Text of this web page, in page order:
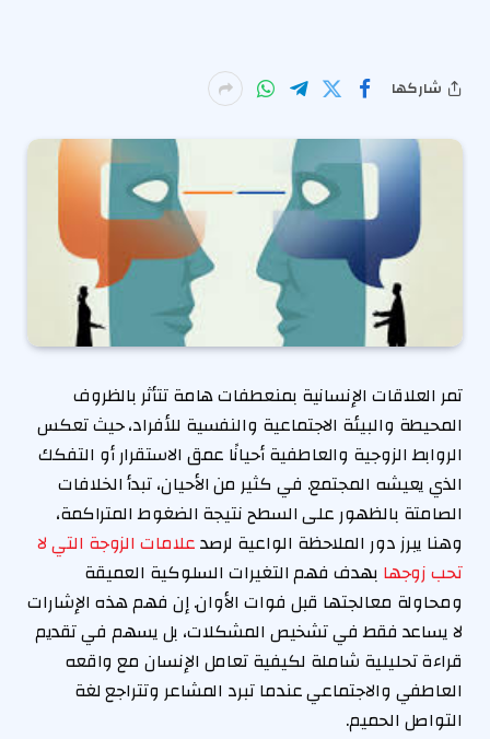
شاركها
تمر العلاقات الإنسانية بمنعطفات هامة تتأثر بالظروف
المحيطة والبيئة الاجتماعية والنفسية للأفراد، حيث تعكس
الروابط الزوجية والعاطفية أحيانًا عمق الاستقرار أو التفكك
الذي يعيشه المجتمع. في كثير من الأحيان، تبدأ الخلافات
الصامتة بالظهور على السطح نتيجة الضغوط المتراكمة،
وهنا يبرز دور الملاحظة الواعية لرصدعلامات الزوجة التي لا
تحب زوجها بهدف فهم التغيرات السلوكية العميقة
ومحاولة معالجتها قبل فوات الأوان. إن فهم هذه الإشارات
لا يساعد فقط في تشخيص المشكلات، بل يسهم في تقديم
قراءة تحليلية شاملة لكيفية تعامل الإنسان مع واقعه
العاطفي والاجتماعي عندما تبرد المشاعر وتتراجع لغة
التواصل الحميم.